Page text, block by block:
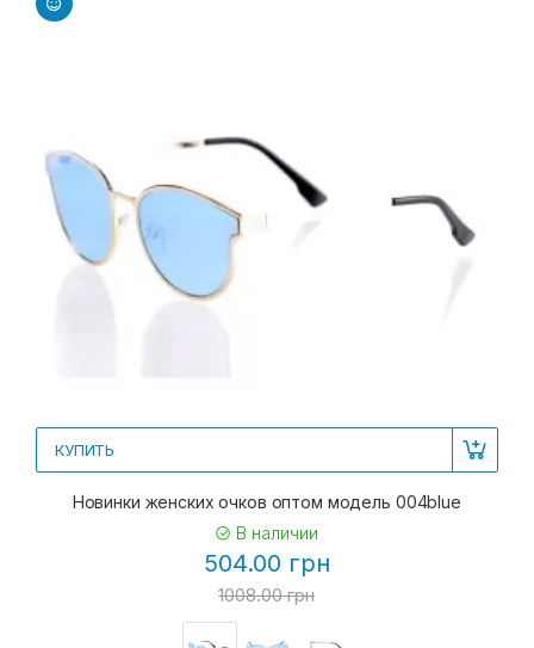
КУПИТЬ
Новинки женских очков оптом модель 004blue
В наличии
504.00 грн
1008.00 грн